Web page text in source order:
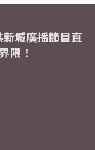
城廣播節目直
限！